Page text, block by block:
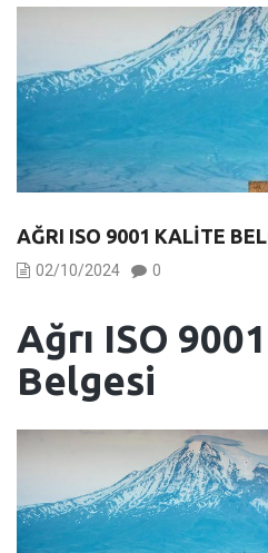
AĞRI ISO 9001 KALITE
02/10/2024 0
Ağrı ISO
Belgesi